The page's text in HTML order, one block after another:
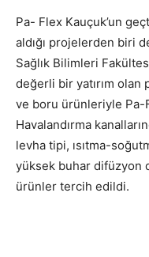
Pa- Flex Kauçuk’un
aldığı projelerden biri
Sağlık Bilimleri
değerli bir yatırım
ve boru ürünleriyle Pa-
Havalandırma
levha tipi, ısıtma-
yüksek buhar difüzyon
ürünler tercih edildi.